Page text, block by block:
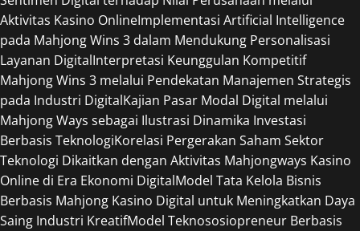
Aktivitas Kasino OnlineImplementasi Artificial Intelligence
pada Mahjong Wins 3 dalam Mendukung Personalisasi
Layanan DigitalInterpretasi Keunggulan Kompetitif
Mahjong Wins 3 melalui Pendekatan Manajemen Strategis
pada Industri DigitalKajian Pasar Modal Digital melalui
Mahjong Ways sebagai Ilustrasi Dinamika Investasi
Berbasis TeknologiKorelasi Pergerakan Saham Sektor
Teknologi Dikaitkan dengan Aktivitas Mahjongways Kasino
Online di Era Ekonomi DigitalModel Tata Kelola Bisnis
Berbasis Mahjong Kasino Digital untuk Meningkatkan Daya
Saing Industri KreatifModel Teknososiopreneur Berbasis